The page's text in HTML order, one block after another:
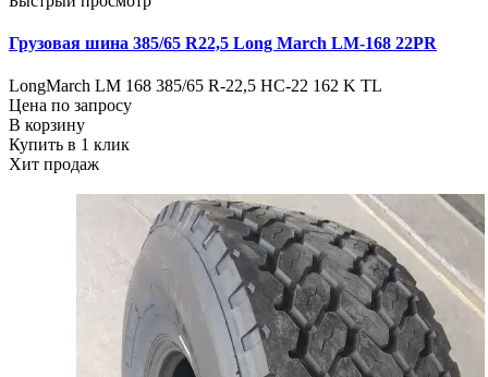
Грузовая шина 385/65 R22,5 Long March LM-168 22PR
LongMarch LM 168 385/65 R-22,5 НС-22 162 K TL
Цена по запросу
В корзину
Купить в 1 клик
Хит продаж